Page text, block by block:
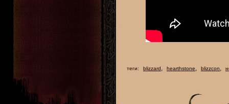
теги: blizzard, hearthstone, blizzcon,